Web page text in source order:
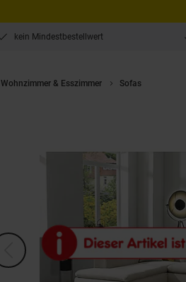
kein Mindestbestellwert
Wohnzimmer & Esszimmer Sofas